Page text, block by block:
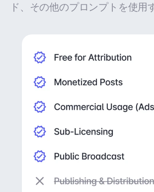
ド、その他のプロンプトを使用